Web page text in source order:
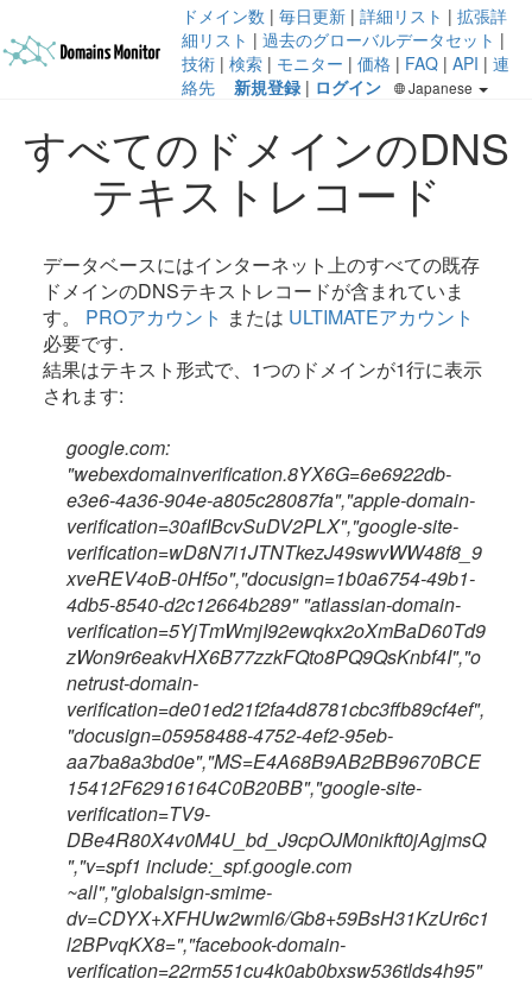
ドメイン数 | 毎日更新 | 詳細リスト | 拡張詳
細リスト | 過去のグローバルデータセット |
技術 | 検索 | モニター | 価格 | FAQ | API | 連
絡先
新規登録 | ログイン Japanese
すべてのドメインのDNS
テキストレコード
データベースにはインターネット上のすべての既存
ドメインのDNSテキストレコードが含まれていま
す。 PROアカウント または ULTIMATEアカウント
必要です.
結果はテキスト形式で、1つのドメインが1行に表示
されます:
google.com:
"webexdomainverification.8YX6G=6e6922db-
e3e6-4a36-904e-a805c28087fa","apple-domain-
verification=30afIBcvSuDV2PLX","google-site-
verification=wD8N7i1JTNTkezJ49swvWW48f8_9
xveREV4oB-0Hf5o","docusign=1b0a6754-49b1-
4db5-8540-d2c12664b289" "atlassian-domain-
verification=5YjTmWmjI92ewqkx2oXmBaD60Td9
zWon9r6eakvHX6B77zzkFQto8PQ9QsKnbf4I","o
netrust-domain-
verification=de01ed21f2fa4d8781cbc3ffb89cf4ef",
"docusign=05958488-4752-4ef2-95eb-
aa7ba8a3bd0e","MS=E4A68B9AB2BB9670BCE
15412F62916164C0B20BB","google-site-
verification=TV9-
DBe4R80X4v0M4U_bd_J9cpOJM0nikft0jAgjmsQ
","v=spf1 include:_spf.google.com
~all","globalsign-smime-
dv=CDYX+XFHUw2wml6/Gb8+59BsH31KzUr6c1
l2BPvqKX8=","facebook-domain-
verification=22rm551cu4k0ab0bxsw536tlds4h95"